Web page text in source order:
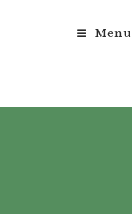
Menu